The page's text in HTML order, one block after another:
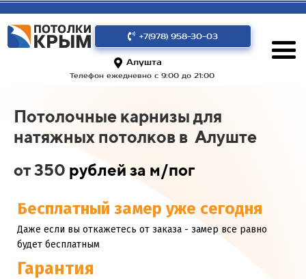
+7(978) 958-30-03
Алушта
Телефон ежедневно с 9:00 до 21:00
Потолочные карнизы для
натяжных потолков в Алуште
от 350 рублей за м/пог
Бесплатный замер уже сегодня
Даже если вы откажетесь от заказа - замер все равно
будет бесплатным
Гарантия